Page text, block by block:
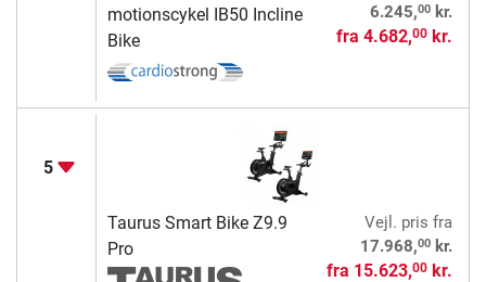
motionscykel IB50 Incline
Bike
6.245,00kr.
fra 4.682,00kr.
5
Taurus Smart Bike Z9.9
Pro
Vejl. pris fra
17.968,00kr.
fra 15.623,00kr.